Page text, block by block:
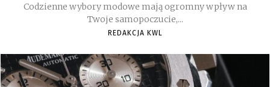
Codzienne wybory modowe mają ogromny wpływ na
Twoje samopoczucie,...
REDAKCJA KWL